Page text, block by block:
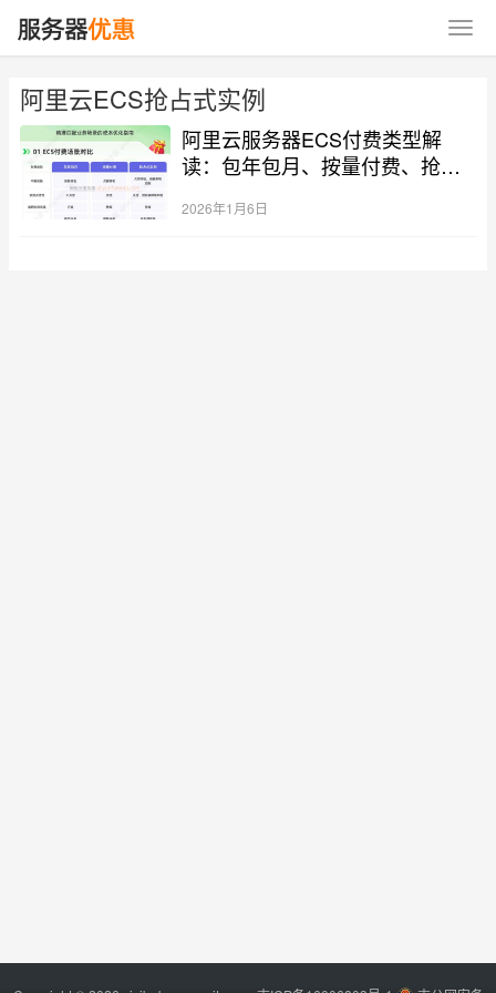
阿里云ECS抢占式实例
阿里云服务器ECS付费类型解
读：包年包月、按量付费、抢占
2026年1月6日